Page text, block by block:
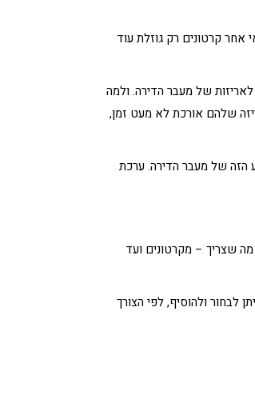
קרטונים רק גוזלת עוד
של מעבר הדירה. ולמה
שלהם אורכת לא מעט זמן,
הזה של מעבר הדירה. ערכת
שצריך – מקרטונים ועד
לבחור ולהוסיף, לפי הצורך